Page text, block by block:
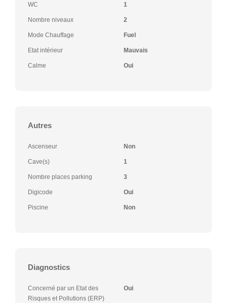
WC 1
Nombre niveaux 2
Mode Chauffage Fuel
Etat intérieur Mauvais
Calme Oui
Autres
Ascenseur Non
Cave(s) 1
Nombre places parking 3
Digicode Oui
Piscine Non
Diagnostics
Concerné par un Etat des
Risques et Pollutions (ERP)
Oui